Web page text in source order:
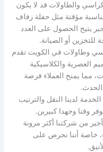
والطاولات قد لا يكون
مؤقتة مثل حفلة زفاف
يتيح الحصول على العدد
أو الصيانة.
وطاولات في الكويت تقدم
العصرية والكلاسيكية
مما يمنح العملاء فرصة
الحدث.
لدينا النقل والترتيب
وقتا وجهدا كبيرين.
من شركتنا أكثر مرونة
خاصة أننا نحرص على